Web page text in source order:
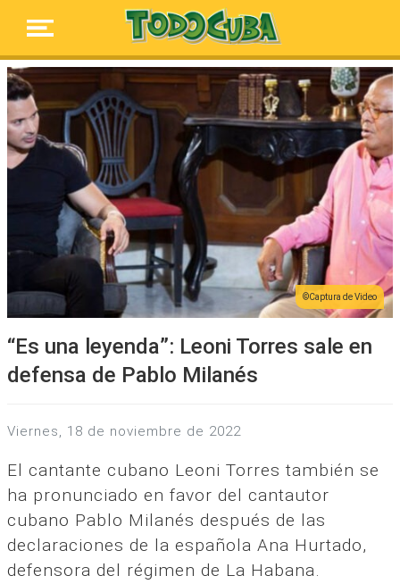
Captura de Video
“Es una leyenda”: Leoni Torres sale en
defensa de Pablo Milanés
viernes, 18 de noviembre de 2022
El cantante cubano Leoni Torres también se
ha pronunciado en favor del cantautor
cubano Pablo Milanés después de las
declaraciones de la española Ana Hurtado,
defensora del régimen de La Habana.